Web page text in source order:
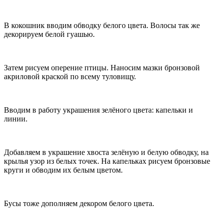
В кокошник вводим обводку белого цвета. Волосы так же
декорируем белой гуашью.
Затем рисуем оперение птицы. Наносим мазки бронзовой
акриловой краской по всему туловищу.
Вводим в работу украшения зелёного цвета: капельки и
линии.
Добавляем в украшение хвоста зелёную и белую обводку, на
крылья узор из белых точек. На капельках рисуем бронзовые
круги и обводим их белым цветом.
Бусы тоже дополняем декором белого цвета.